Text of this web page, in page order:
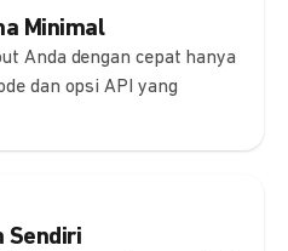
Minimal
Anda dengan cepat hanya
dan opsi API yang
Sendiri